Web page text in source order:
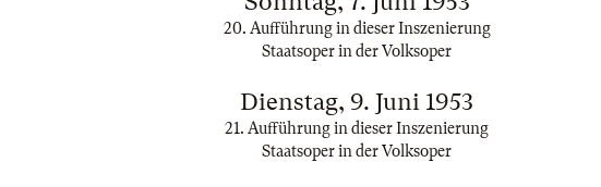
20. Aufführung in dieser Inszenierung
Staatsoper in der Volksoper
Dienstag, 9. Juni 1953
21. Aufführung in dieser Inszenierung
Staatsoper in der Volksoper